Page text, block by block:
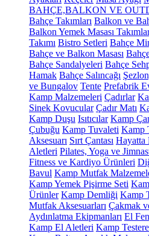
BAHÇE,BALKON VE
Bahçe Takımları Balkon ve
Balkon Yemek Masası
Takımı Bistro Setleri Bahçe
Bahçe ve Balkon Masası
Bahçe Sandalyeleri Bahçe
Hamak Bahçe Salıncağı
ve Bungalov Tente Prefabrik
Kamp Malzemeleri Çadırlar
Sinek Kovucular Çadır Matı
Kamp Duşu Isıtıcılar Kamp
Çubuğu Kamp Tuvaleti Kamp
Aksesuarı Sırt Çantası Hayatta
Aletleri Pilates, Yoga ve
Fitness ve Kardiyo Ürünleri
Bavul Kamp Mutfak
Kamp Yemek Pişirme Seti
Ürünler Kamp Demliği Kamp
Mutfak Aksesuarları Çakmak
Aydınlatma Ekipmanları El
Kamp El Aletleri Kamp